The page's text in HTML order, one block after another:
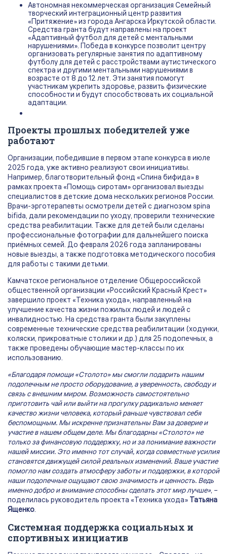
Автономная некоммерческая организация Семейный
творческий интеграционный центр развития
«Притяжение» из города Ангарска Иркутской области.
Средства гранта будут направлены на проект
«Адаптивный футбол для детей с ментальными
нарушениями». Победа в конкурсе позволит центру
организовать регулярные занятия по адаптивному
футболу для детей с расстройствами аутистического
спектра и другими ментальными нарушениями в
возрасте от 8 до 12 лет. Эти занятия помогут
участникам укрепить здоровье, развить физические
способности и будут способствовать их социальной
адаптации.
Проекты прошлых победителей уже
работают
Организации, победившие в первом этапе конкурса в июле
2025 года, уже активно реализуют свои инициативы.
Например, благотворительный фонд «Спина бифида» в
рамках проекта «Помощь сиротам» организовал выезды
специалистов в детские дома нескольких регионов России.
Врачи-эрготерапевты осмотрели детей с диагнозом spina
bifida, дали рекомендации по уходу, проверили технические
средства реабилитации. Также для детей были сделаны
профессиональные фотографии для дальнейшего поиска
приёмных семей. До февраля 2026 года запланированы
новые выезды, а также подготовка методического пособия
для работы с такими детьми.
Камчатское региональное отделение Общероссийской
общественной организации «Российский Красный Крест»
завершило проект «Техника ухода», направленный на
улучшение качества жизни пожилых людей и людей с
инвалидностью. На средства гранта были закуплены
современные технические средства реабилитации (ходунки,
коляски, прикроватные столики и др.) для 25 подопечных, а
также проведены обучающие мастер-классы по их
использованию.
«Благодаря помощи «Столото» мы смогли подарить нашим
подопечным не просто оборудование, а уверенность, свободу и
связь с внешним миром. Возможность самостоятельно
приготовить чай или выйти на прогулку радикально меняет
качество жизни человека, который раньше чувствовал себя
беспомощным. Мы искренне признательны Вам за доверие и
участие в нашем общем деле. Мы благодарны «Столото» не
только за финансовую поддержку, но и за понимание важности
нашей миссии. Это именно тот случай, когда совместные усилия
становятся движущей силой реальных изменений. Ваше участие
помогло нам создать атмосферу заботы и поддержки, в которой
наши подопечные ощущают свою значимость и ценность. Ведь
именно добро и внимание способны сделать этот мир лучше», –
поделилась руководитель проекта «Техника ухода» Татьяна
Ященко.
Системная поддержка социальных и
спортивных инициатив